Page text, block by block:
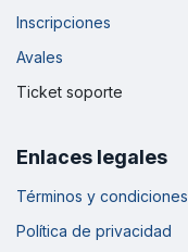
Inscripciones
Avales
Ticket soporte
Enlaces legales
Términos y condiciones
Política de privacidad